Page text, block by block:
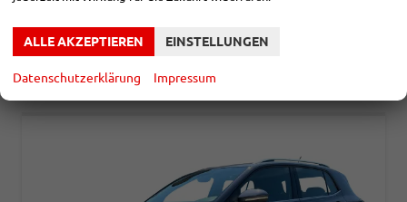
DETAILS
Verbrauch kombiniert:
5,60 l/100km
CO2-Klasse:D
ALLE AKZEPTIEREN EINSTELLUNGEN
Datenschutzerklärung Impressum